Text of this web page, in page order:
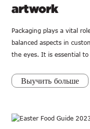
artwork
Packaging plays a vital
balanced aspects in
the eyes. It is essential
Выучить больше